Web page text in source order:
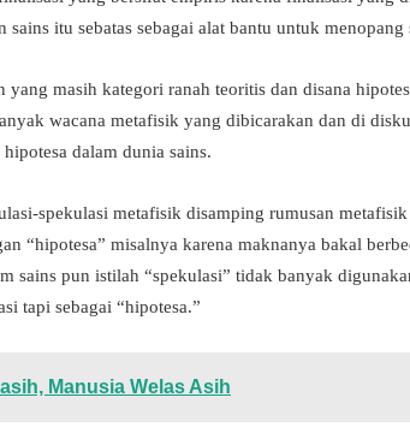
sains itu sebatas sebagai alat bantu untuk
yang masih kategori ranah teoritis dan disana
wacana metafisik yang dibicarakan dan di
dalam dunia sains.
spekulasi metafisik disamping rumusan
“hipotesa” misalnya karena maknanya bakal
sains pun istilah “spekulasi” tidak banyak
tapi sebagai “hipotesa.”
Manusia Welas Asih